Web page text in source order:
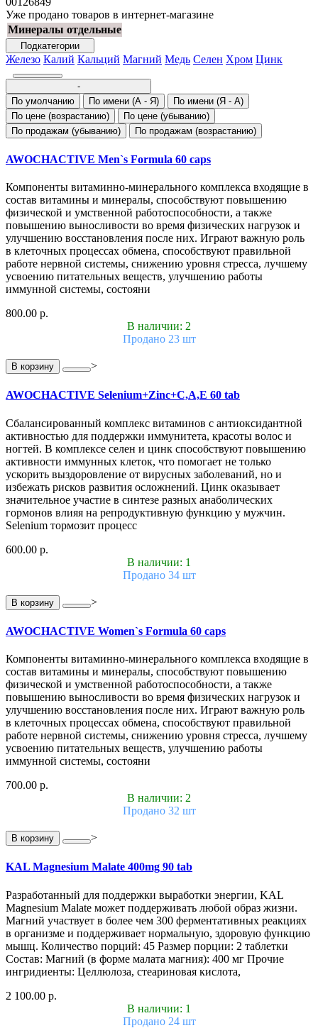
Уже продано товаров в интернет-магазине
Минералы отдельные
Подкатегории
Железо Калий Кальций Магний Медь Селен Хром Цинк
-
По умолчанию
По имени (A - Я)
По имени (Я - A)
По цене (возрастанию)
По цене (убыванию)
По продажам (убыванию)
По продажам (возрастанию)
AWOCHACTIVE Men`s Formula 60 caps
Компоненты витаминно-минерального комплекса входящие в
состав витамины и минералы, способствуют повышению
физической и умственной работоспособности, а также
повышению выносливости во время физических нагрузок и
улучшению восстановления после них. Играют важную роль
в клеточных процессах обмена, способствуют правильной
работе нервной системы, снижению уровня стресса, лучшему
усвоению питательных веществ, улучшению работы
иммунной системы, состояни
800.00 р.
В наличии: 2
Продано 23 шт
В корзину >
AWOCHACTIVE Selenium+Zinc+C,A,E 60 tab
Сбалансированный комплекс витаминов с антиоксидантной
активностью для поддержки иммунитета, красоты волос и
ногтей. В комплексе селен и цинк способствуют повышению
активности иммунных клеток, что помогает не только
ускорить выздоровление от вирусных заболеваний, но и
избежать рисков развития осложнений. Цинк оказывает
значительное участие в синтезе разных анаболических
гормонов влияя на репродуктивную функцию у мужчин.
Selenium тормозит процесс
600.00 р.
В наличии: 1
Продано 34 шт
В корзину >
AWOCHACTIVE Women`s Formula 60 caps
Компоненты витаминно-минерального комплекса входящие в
состав витамины и минералы, способствуют повышению
физической и умственной работоспособности, а также
повышению выносливости во время физических нагрузок и
улучшению восстановления после них. Играют важную роль
в клеточных процессах обмена, способствуют правильной
работе нервной системы, снижению уровня стресса, лучшему
усвоению питательных веществ, улучшению работы
иммунной системы, состояни
700.00 р.
В наличии: 2
Продано 32 шт
В корзину >
KAL Magnesium Malate 400mg 90 tab
Разработанный для поддержки выработки энергии, KAL
Magnesium Malate может поддерживать любой образ жизни.
Магний участвует в более чем 300 ферментативных реакциях
в организме и поддерживает нормальную, здоровую функцию
мышц. Количество порций: 45 Размер порции: 2 таблетки
Состав: Магний (в форме малата магния): 400 мг Прочие
ингридиенты: Целлюлоза, стеариновая кислота,
2 100.00 р.
В наличии: 1
Продано 24 шт